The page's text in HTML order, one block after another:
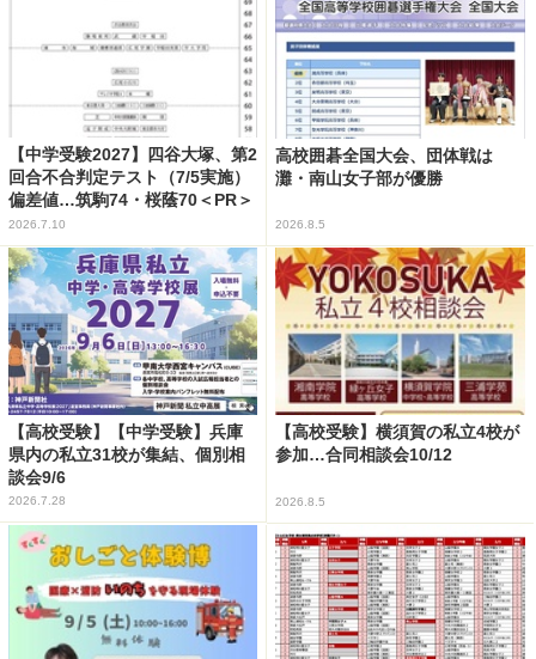
【中学受験2027】四谷大塚、第2
回合不合判定テスト（7/5実施）
偏差値…筑駒74・桜蔭70＜PR＞
2026.7.10
高校囲碁全国大会、団体戦は
灘・南山女子部が優勝
2026.8.5
【高校受験】【中学受験】兵庫
県内の私立31校が集結、個別相
談会9/6
2026.7.28
【高校受験】横須賀の私立4校が
参加…合同相談会10/12
2026.8.5